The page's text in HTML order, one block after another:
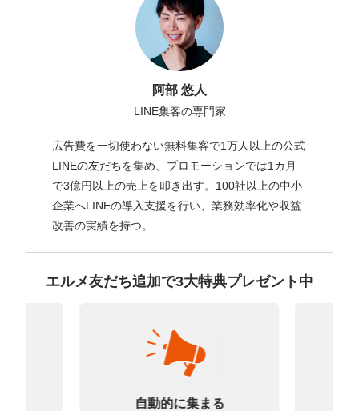
阿部 悠人
LINE集客の専門家
広告費を一切使わない無料集客で1万人以上の公式
LINEの友だちを集め、プロモーションでは1カ月
で3億円以上の売上を叩き出す。100社以上の中小
企業へLINEの導入支援を行い、業務効率化や収益
改善の実績を持つ。
エルメ友だち追加で3大特典プレゼント中
自動的に集まる